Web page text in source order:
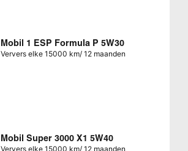
Mobil 1 ESP Formula P 5W30
Ververs elke 15000 km/ 12 maanden
Mobil Super 3000 X1 5W40
Ververs elke 15000 km/ 12 maanden